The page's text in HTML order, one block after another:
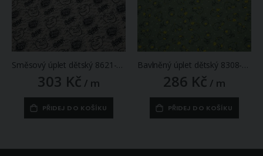
Směsový úplet dětský 8621-001 SHREK, hlavy na nápisy na šedé, š.150cm (látka v metráži)
303 Kč / m
PŘIDEJ DO KOŠÍKU
Bavlněný úplet dětský 8308-003 DINO, malí dinosauři na zelenošedé, š.145cm (látka v metráži)
286 Kč / m
PŘIDEJ DO KOŠÍKU